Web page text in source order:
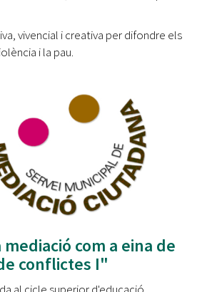
vivencial i creativa per difondre els
i la pau.
com a eina de
conflictes I"